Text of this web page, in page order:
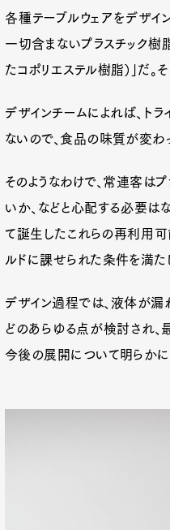
各種テーブルウェアをデザイ
一切含まないプラスチック樹
たコポリエステル樹脂）」だ。
デザインチームによれば、ト
ないので、食品の味質が変わ
そのようなわけで、常連客は
いか、などと心配する必要は
て誕生したこれらの再利用可
ルドに課せられた条件を満た
デザイン過程では、液体が漏
どのあらゆる点が検討され、
今後の展開について明らかに